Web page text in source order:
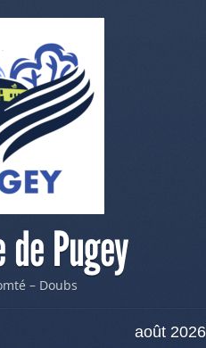
de Pugey
– Doubs
août 2026